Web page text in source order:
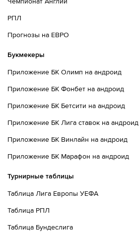
РПЛ
Прогнозы на ЕВРО
Букмекеры
Приложение БК Олимп на андроид
Приложение БК Фонбет на андроид
Приложение БК Бетсити на андроид
Приложение БК Лига ставок на андроид
Приложение БК Винлайн на андроид
Приложение БК Марафон на андроид
Турнирные таблицы
Таблица Лига Европы УЕФА
Таблица РПЛ
Таблица Бундеслига